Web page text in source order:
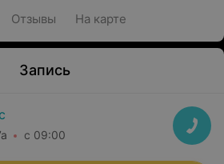
Отзывы На карте
Запись
с 09:00